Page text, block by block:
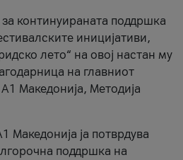
континуираната поддршка
иницијативи,
лето“ на овој настан му
на главниот
Македонија, Методија
Македонија ја потврдува
поддршка на